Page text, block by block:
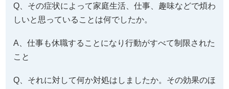
Q、その症状によって家庭生活、仕事、趣味などで煩わ
しいと思っていることは何でしたか。
A、仕事も休職することになり行動がすべて制限された
こと
Q、それに対して何か対処はしましたか。その効果のほ